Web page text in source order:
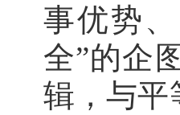
事优势
全”的企
辑，与平